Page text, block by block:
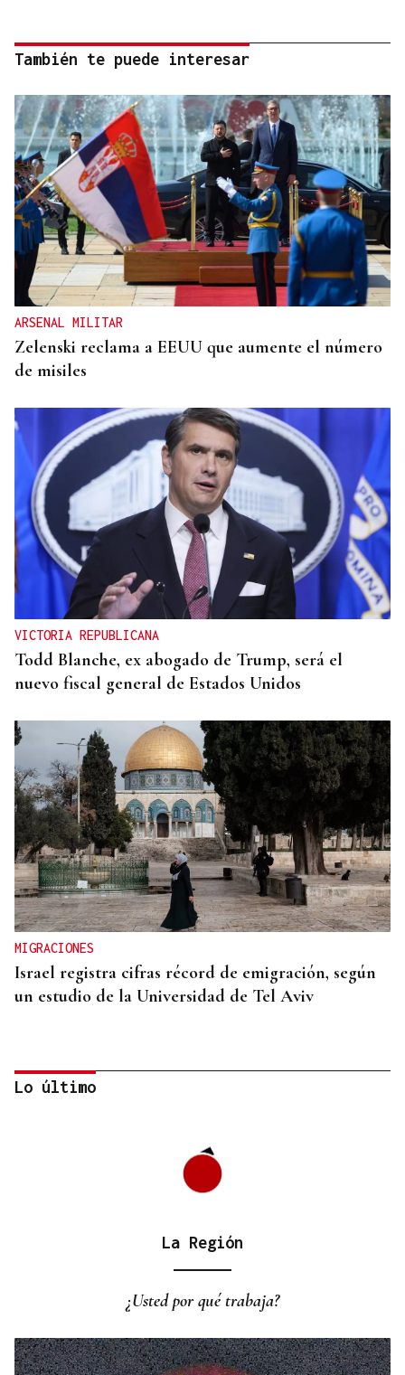
También te puede interesar
ARSENAL MILITAR
Zelenski reclama a EEUU que aumente el número
de misiles
VICTORIA REPUBLICANA
Todd Blanche, ex abogado de Trump, será el
nuevo fiscal general de Estados Unidos
MIGRACIONES
Israel registra cifras récord de emigración, según
un estudio de la Universidad de Tel Aviv
Barcelona, su primer buque propulsado por GNL
Lo último
La Región
¿Usted por qué trabaja?